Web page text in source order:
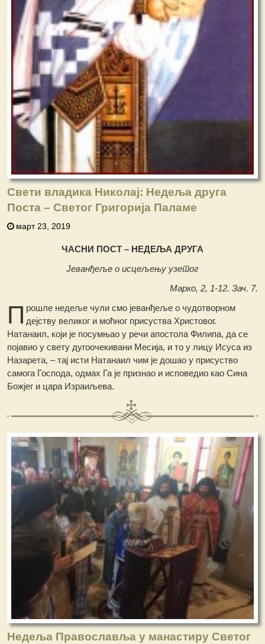
Свети владика Николај: Недеља друга
Поста – Светог Григорија Паламе
март 23, 2019
ЧАСНИ ПОСТ – НЕДЕЉА ДРУГА
Јеванђеље о исцељењу узетог
Марко, 2, 1-12. Зач. 7.
П рошле недеље чули смо јеванђеље о чудотворном
дејству великог и моћног присуства Христовог.
Натанаил, који је посумњао у речи апостола Филипа, да се
појавио у свету дугоочекивани Месија, и то у лицу Исуса из
Назарета, – тај исти Натанаил чим је дошао у присуство
самога Господа, одмах Га је признао и исповедио као Сина
Божјег и цара Израиљева.
Недеља Православља у манастиру Светог